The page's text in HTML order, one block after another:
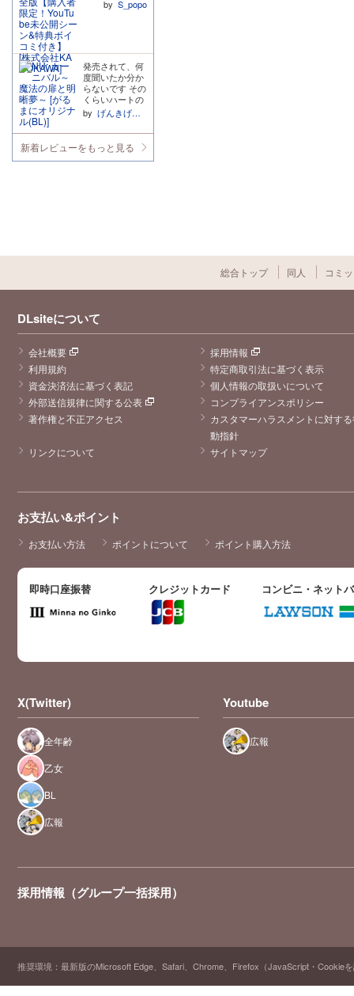
問了吧作者壞壞
京司太喜歡,又帥
氣又可愛又受又
色!演技喜歡聲線
喜歡とにかく最
高!!!!!!沒想到連
舔個槍都可以這
劇情幽默的地方
也都很可愛很喜
歡,希望Darma C
by S_popo
発売されて、何
度聞いたか分か
らないです その
くらいハートの
夢もといブレエ
イパートが大好
きです! 無邪気
なブレイドから
発せられる「し
こしこ」「ぴゅ
その可愛い言動
しっかり攻めと
い………… さら
に攻めに顔射を
思いつつ、ボイ
スドラマだから
こその演出か
も……といつ聞
せん。 合間合間
も……もっとし
て?」も魔法人
で得た知識を間
違って解釈して
っってもかわい
いです! かわい
い攻めを随時提
供してくれるN
の作品じゃなか
いだろうか
分に注ぎ込むブ
レイドが改めて
周目がきたらた
くさんかわいい
オノマトペを言
by げんきげんき
新着レビューをもっと見る
総合トップ 同人 コミ
DLsiteについて
会社概要
採用情報
利用規約
特定商取引法に基づく表示
資金決済法に基づく表記
個人情報の取扱いについて
外部送信規律に関する公表
コンプライアンスポリシー
著作権と不正アクセス
カスタマーハラスメントに対す
動指針
リンクについて
サイトマップ
お支払い&ポイント
お支払い方法 ポイントについて ポイント購入方法
即時口座振替 クレジットカード コンビニ・ネット
X(Twitter)
全年齢
乙女
BL
広報
Youtube
広報
採用情報（グループ一括採用）
推奨環境：最新版のMicrosoft Edge、Safari、Chrome、Firefox（JavaScript・Cookie